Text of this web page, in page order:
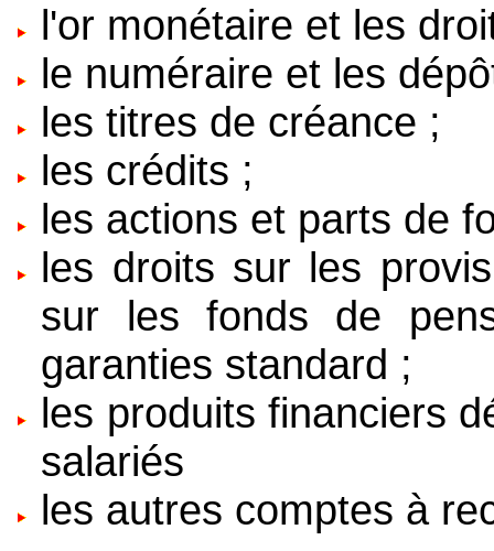
l'or monétaire et les
le numéraire et les
les titres de créance ;
les crédits ;
les actions et parts de
les droits sur les
sur les fonds de
garanties standard ;
les produits financiers
salariés
les autres comptes à